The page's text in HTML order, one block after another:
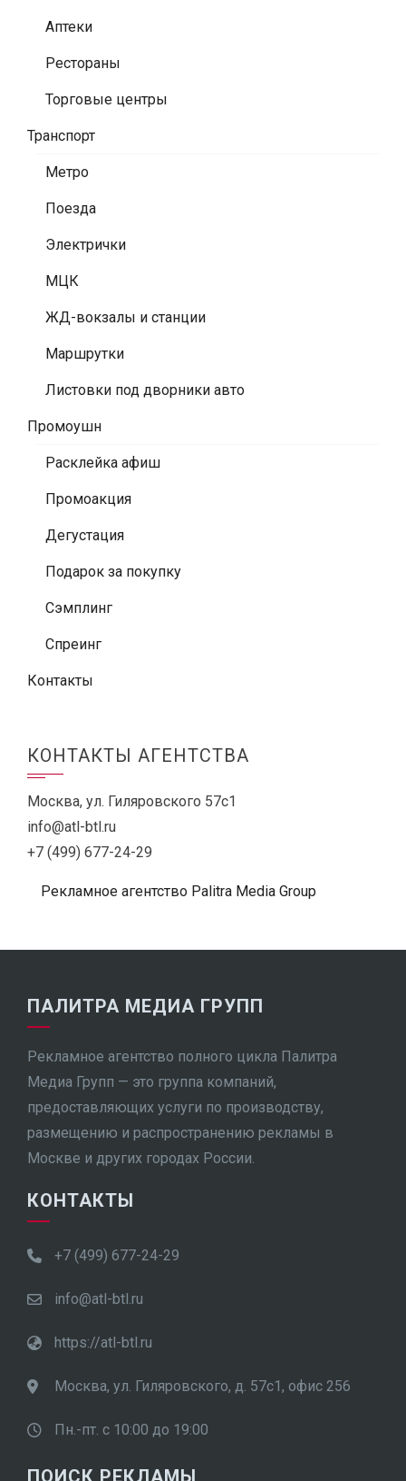
Аптеки
Рестораны
Торговые центры
Транспорт
Метро
Поезда
Электрички
МЦК
ЖД-вокзалы и станции
Маршрутки
Листовки под дворники авто
Промоушн
Расклейка афиш
Промоакция
Дегустация
Подарок за покупку
Сэмплинг
Спреинг
Контакты
КОНТАКТЫ АГЕНТСТВА
Москва, ул. Гиляровского 57с1
info@atl-btl.ru
+7 (499) 677-24-29
Рекламное агентство Palitra Media Group
ПАЛИТРА МЕДИА ГРУПП
Рекламное агентство полного цикла Палитра
Медиа Групп — это группа компаний,
предоставляющих услуги по производству,
размещению и распространению рекламы в
Москве и других городах России.
КОНТАКТЫ
+7 (499) 677-24-29
info@atl-btl.ru
https://atl-btl.ru
Москва, ул. Гиляровского, д. 57с1, офис 256
Пн.-пт. с 10:00 до 19:00
ПОИСК РЕКЛАМЫ